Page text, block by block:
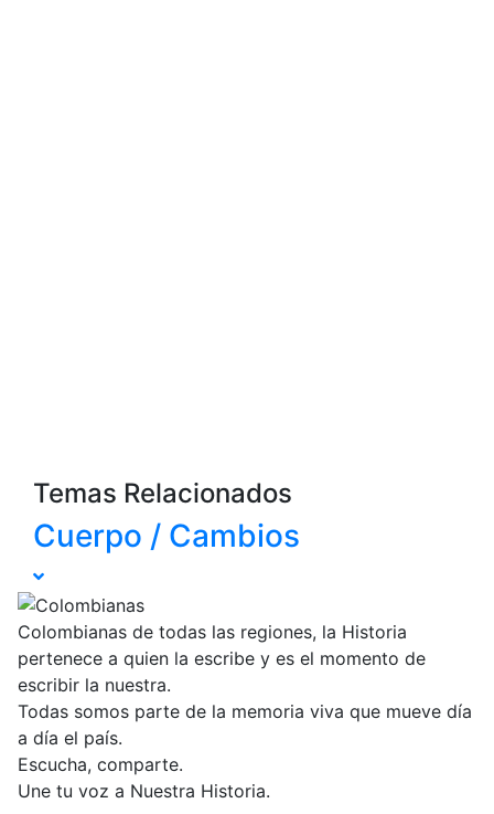
Temas Relacionados
Cuerpo / Cambios
Colombianas de todas las regiones, la Historia
pertenece a quien la escribe y es el momento de
escribir la nuestra.
Todas somos parte de la memoria viva que mueve día
a día el país.
Escucha, comparte.
Une tu voz a Nuestra Historia.